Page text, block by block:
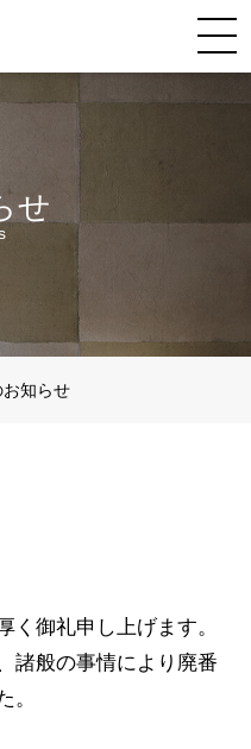
せ
知らせ
く御礼申し上げます。
諸般の事情により廃番
。